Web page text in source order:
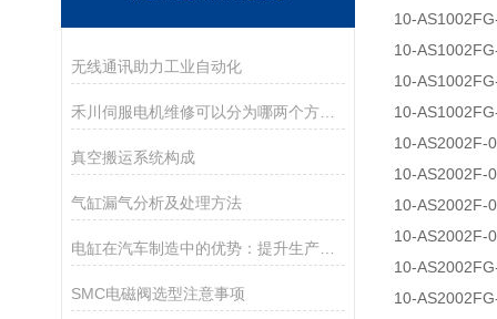
无线通讯助力工业自动化
禾川伺服电机维修可以分为哪两个方面？
真空搬运系统构成
气缸漏气分析及处理方法
电缸在汽车制造中的优势：提升生产线的灵活性和效率
SMC电磁阀选型注意事项
10-
10-
10-
10-
10-AS2002F-
10-AS2002F-
10-AS2002F-
10-AS2002F-
10-
10-